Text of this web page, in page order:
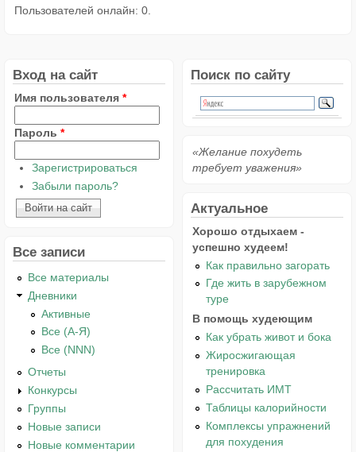
Пользователей онлайн: 0.
Вход на сайт
Имя пользователя *
Пароль *
Зарегистрироваться
Забыли пароль?
Все записи
Все материалы
Дневники
Активные
Все (А-Я)
Все (NNN)
Отчеты
Конкурсы
Группы
Новые записи
Новые комментарии
Поиск по сайту
«Желание похудеть
требует уважения»
Актуальное
Хорошо отдыхаем -
успешно худеем!
Как правильно загорать
Где жить в зарубежном
туре
В помощь худеющим
Как убрать живот и бока
Жиросжигающая
тренировка
Рассчитать ИМТ
Таблицы калорийности
Комплексы упражнений
для похудения